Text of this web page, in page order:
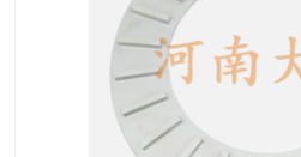
泥浆泵空气包胶囊
DY隔膜式离合器
KB离合器